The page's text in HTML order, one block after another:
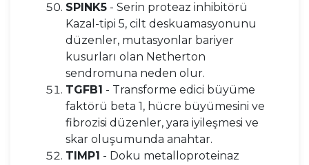
SPINK5 - Serin proteaz inhibitörü
Kazal-tipi 5, cilt deskuamasyonunu
düzenler, mutasyonlar bariyer
kusurları olan Netherton
sendromuna neden olur.
TGFB1 - Transforme edici büyüme
faktörü beta 1, hücre büyümesini ve
fibrozisi düzenler, yara iyileşmesi ve
skar oluşumunda anahtar.
TIMP1 - Doku metalloproteinaz